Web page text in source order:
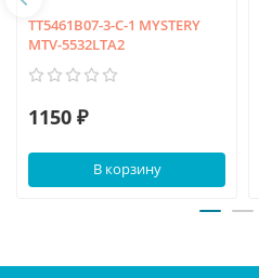
TT5461B07-3-C-1 MYSTERY
MTV-5532LTA2
1150 ₽
В корзину